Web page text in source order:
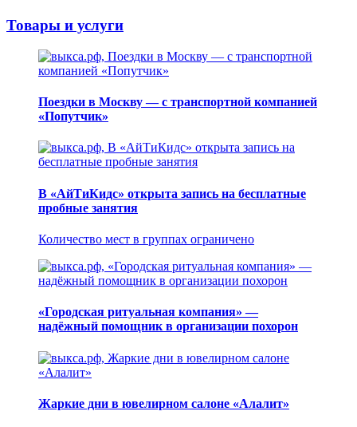
Товары и услуги
Поездки в Москву — с транспортной компанией
«Попутчик»
В «АйТиКидс» открыта запись на бесплатные
пробные занятия
Количество мест в группах ограничено
«Городская ритуальная компания» —
надёжный помощник в организации похорон
Жаркие дни в ювелирном салоне «Алалит»